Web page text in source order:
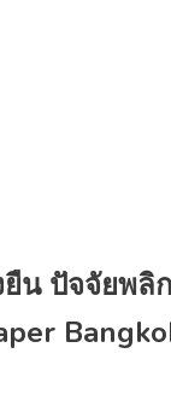
น ปัจจัยพ